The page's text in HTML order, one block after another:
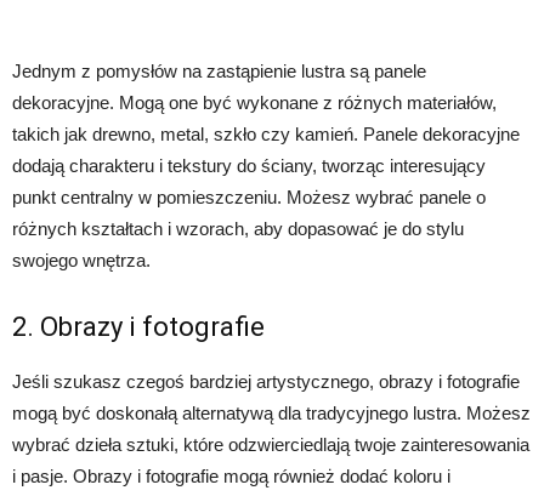
Jednym z pomysłów na zastąpienie lustra są panele
dekoracyjne. Mogą one być wykonane z różnych materiałów,
takich jak drewno, metal, szkło czy kamień. Panele dekoracyjne
dodają charakteru i tekstury do ściany, tworząc interesujący
punkt centralny w pomieszczeniu. Możesz wybrać panele o
różnych kształtach i wzorach, aby dopasować je do stylu
swojego wnętrza.
2. Obrazy i fotografie
Jeśli szukasz czegoś bardziej artystycznego, obrazy i fotografie
mogą być doskonałą alternatywą dla tradycyjnego lustra. Możesz
wybrać dzieła sztuki, które odzwierciedlają twoje zainteresowania
i pasje. Obrazy i fotografie mogą również dodać koloru i